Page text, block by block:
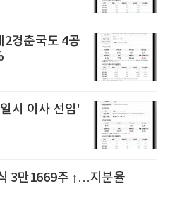
2경춘국도 4공
시 이사 선임'
주 ↑…지분율